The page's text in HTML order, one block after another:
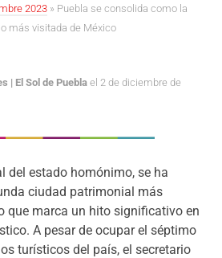
2023 » Puebla se consolida como la
más visitada de México
| El Sol de Pueblael 2 de diciembre de
del estado homónimo, se ha
ciudad patrimonial más
que marca un hito significativo en
A pesar de ocupar el séptimo
turísticos del país, el secretario